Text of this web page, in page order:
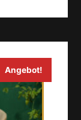
Angebot!